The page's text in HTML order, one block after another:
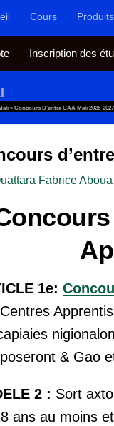
Cours Produits
Inscription des
» Concours D’entre CAA Mali 2026-
Fabrice Aboua
1e:
& Gao
2 : Sort
ans au moins